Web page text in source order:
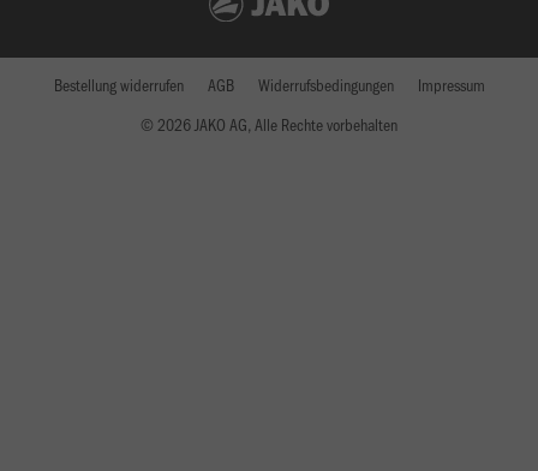
© 2026 JAKO AG, Alle Rechte vorbehalten
Bestellung widerrufen AGB Widerrufsbedingungen Impressum